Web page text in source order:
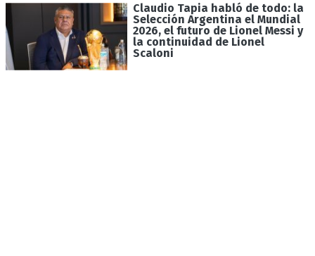
Claudio Tapia habló de todo: la
Selección Argentina el Mundial
2026, el futuro de Lionel Messi y
la continuidad de Lionel
Scaloni